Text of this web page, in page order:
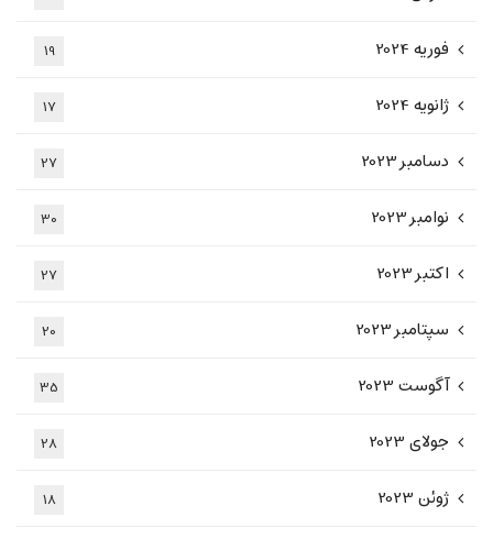
فوریه 2024 19
ژانویه 2024 17
دسامبر 2023 27
نوامبر 2023 30
اکتبر 2023 27
سپتامبر 2023 20
آگوست 2023 35
جولای 2023 28
ژوئن 2023 18